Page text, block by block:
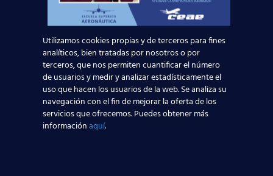
trabaja volando!
Noticias Relacionadas
Mapa de la aviación global 2025: las rutas más
transitadas y los países con más pasajeros
Utilizamos cookies propias y de terceros para fines
analíticos, bien tratadas por nosotros o por
terceros, que nos permiten cuantificar el número
de usuarios y medir y analizar estadísticamente el
uso que hacen los usuarios de la web. Se analiza su
navegación con el fin de mejorar la oferta de los
servicios que ofrecemos. Puedes obtener más
informaciónaquí.